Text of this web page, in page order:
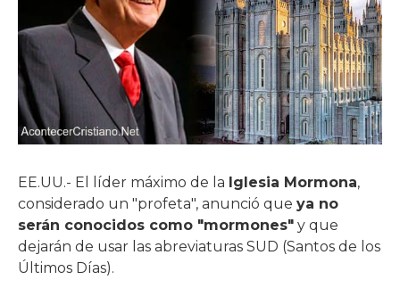
EE.UU.- El líder máximo de la Iglesia Mormona,
considerado un "profeta", anunció que ya no
serán conocidos como "mormones" y que
dejarán de usar las abreviaturas SUD (Santos de los
Últimos Días).